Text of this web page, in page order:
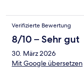
Verifizierte Bewertung
8/10 – Sehr gut
30. März 2026
Mit Google übersetzen